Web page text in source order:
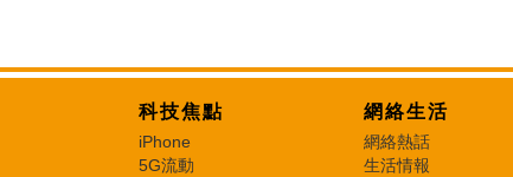
科技焦點
iPhone
5G流動
網絡生活
網絡熱話
生活情報